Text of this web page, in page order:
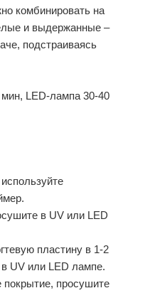
комбинировать на
и выдержанные –
подстраиваясь
LED-лампа 30-40
в UV или LED
пластину в 1-2
UV или LED лампе.
просушите